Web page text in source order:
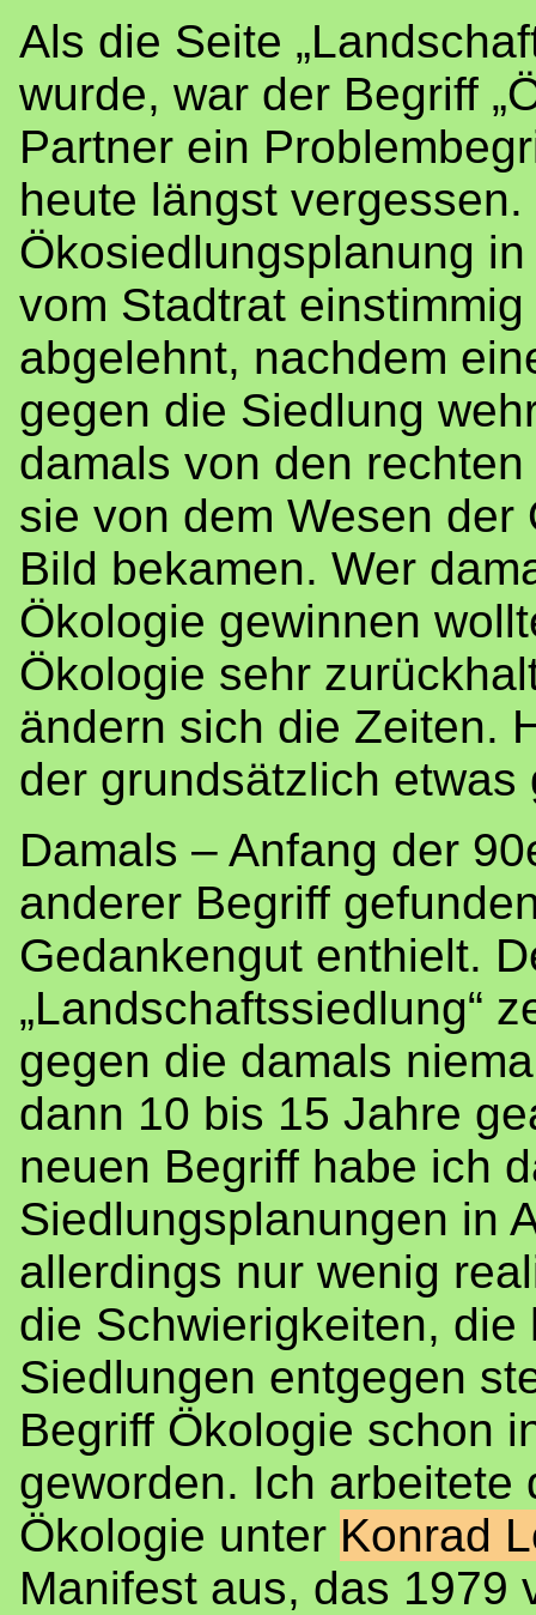
Als die Seite
wurde, war der Begriff
Partner ein
heute längst
Ökosiedlungsplanung
vom Stadtrat
abgelehnt, nachdem
gegen die Siedlung
damals von den
sie von dem Wesen
Bild bekamen. Wer
Ökologie gewinnen
Ökologie sehr
ändern sich die Zeiten.
der grundsätzlich
Damals – Anfang der
anderer Begriff
Gedankengut enthielt.
„Landschaftssiedlung“
gegen die damals
dann 10 bis 15 Jahre
neuen Begriff habe ich
Siedlungsplanungen in
allerdings nur wenig
die Schwierigkeiten,
Siedlungen entgegen
Begriff Ökologie schon
geworden. Ich arbeitete
Ökologie unter Konrad
Manifest aus, das 1979